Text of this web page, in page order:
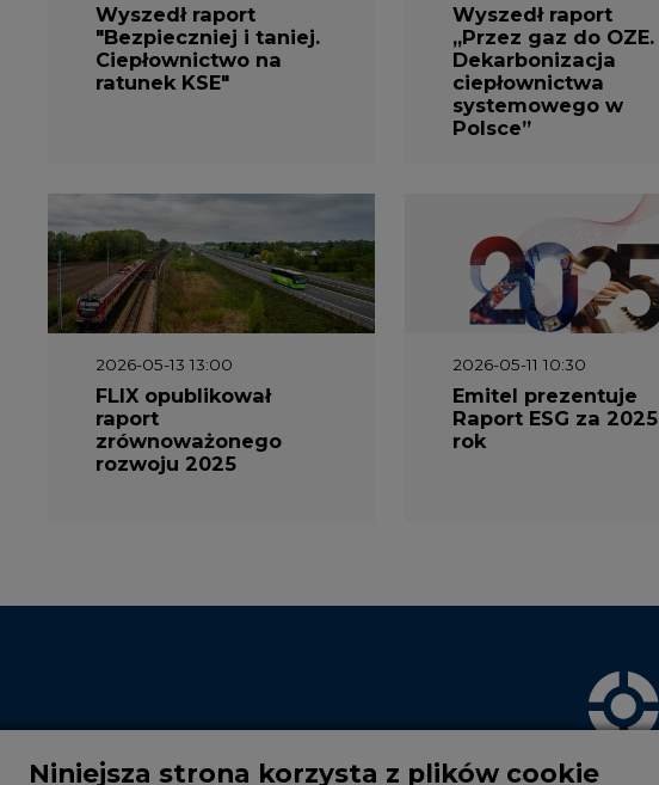
Wyszedł raport
"Bezpieczniej i taniej.
Ciepłownictwo na
ratunek KSE"
Wyszedł raport
„Przez gaz do OZE.
Dekarbonizacja
ciepłownictwa
systemowego w
Polsce”
2026-05-13 13:00
FLIX opublikował
raport
zrównoważonego
rozwoju 2025
2026-05-11 10:30
Emitel prezentuje
Raport ESG za 2025
rok
Niniejsza strona korzysta z plików cookie